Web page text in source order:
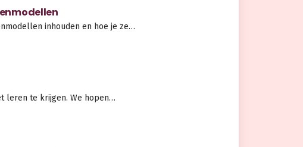
inhouden en hoe je ze…
leren te krijgen. We hopen…